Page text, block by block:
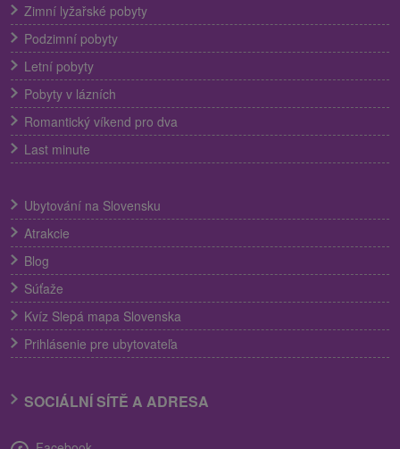
Zimní lyžařské pobyty
Podzimní pobyty
Letní pobyty
Pobyty v lázních
Romantický víkend pro dva
Last minute
Ubytování na Slovensku
Atrakcie
Blog
Súťaže
Kvíz Slepá mapa Slovenska
Prihlásenie pre ubytovateľa
SOCIÁLNÍ SÍTĚ A ADRESA